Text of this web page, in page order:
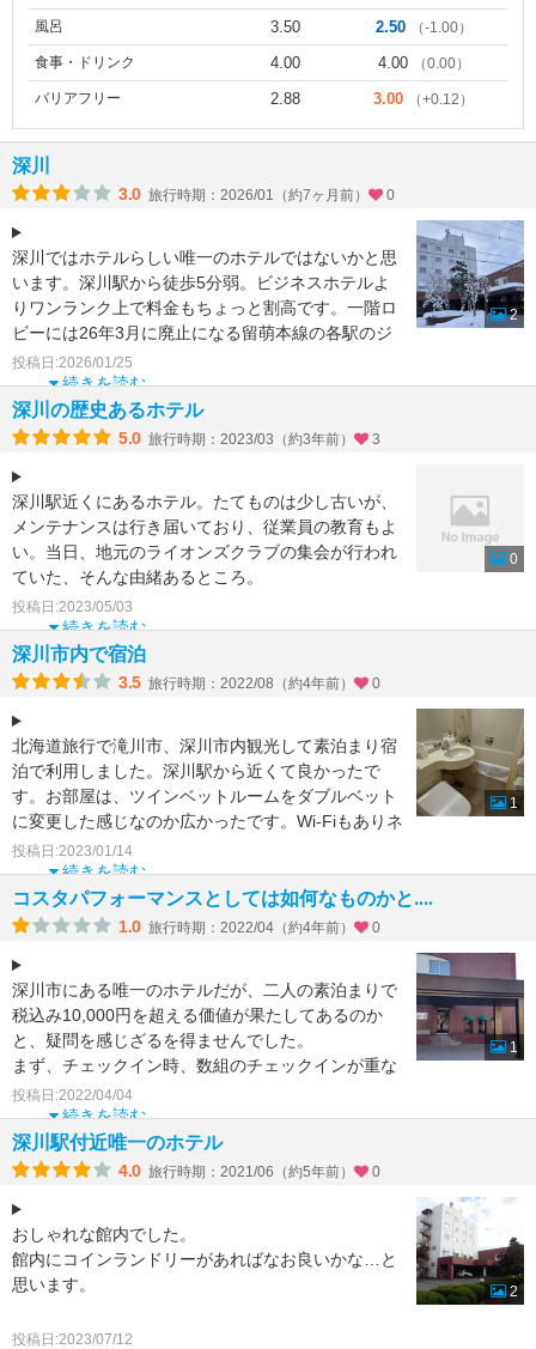
風呂 3.50 2.50 （-1.00）
食事・ドリンク 4.00 4.00 （0.00）
バリアフリー 2.88 3.00 （+0.12）
深川
3.0 旅行時期：2026/01（約7ヶ月前） 0
深川ではホテルらしい唯一のホテルではないかと思
います。深川駅から徒歩5分弱。ビジネスホテルよ
りワンランク上で料金もちょっと割高です。一階ロ
ビーには26年3月に廃止になる留萌本線の各駅のジ
オラマが展示さ
続きを読む
投稿日:2026/01/25
2
深川の歴史あるホテル
5.0 旅行時期：2023/03（約3年前） 3
深川駅近くにあるホテル。たてものは少し古いが、
メンテナンスは行き届いており、従業員の教育もよ
い。当日、地元のライオンズクラブの集会が行われ
ていた、そんな由緒あるところ。
留萌本線最終日に宿泊させてい
続きを読む
投稿日:2023/05/03
0
深川市内で宿泊
3.5 旅行時期：2022/08（約4年前） 0
北海道旅行で滝川市、深川市内観光して素泊まり宿
泊で利用しました。深川駅から近くて良かったで
す。お部屋は、ツインベットルームをダブルベット
に変更した感じなのか広かったです。Wi-Fiもありネ
ット環境も問
続きを読む
投稿日:2023/01/14
1
コスタパフォーマンスとしては如何なものかと‥‥
1.0 旅行時期：2022/04（約4年前） 0
深川市にある唯一のホテルだが、二人の素泊まりで
税込み10,000円を超える価値が果たしてあるのか
と、疑問を感じざるを得ませんでした。
まず、チェックイン時、数組のチェックインが重な
りましたが、女性職
続きを読む
投稿日:2022/04/04
1
深川駅付近唯一のホテル
4.0 旅行時期：2021/06（約5年前） 0
おしゃれな館内でした。
館内にコインランドリーがあればなお良いかな…と
思います。
お部屋は綺麗でした。リセッシュが欲しかったな…
投稿日:2023/07/12
2